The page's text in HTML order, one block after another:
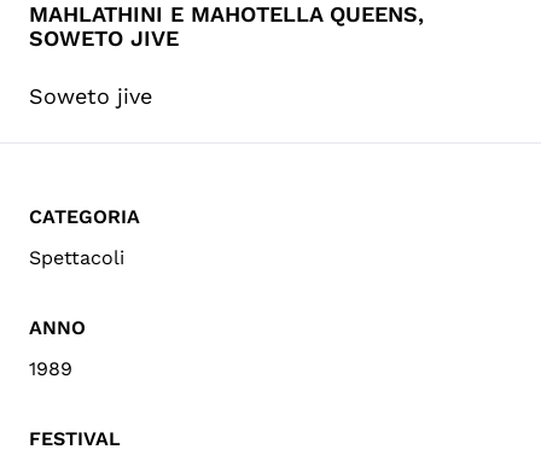
MAHLATHINI E MAHOTELLA QUEENS,
SOWETO JIVE
Soweto jive
CATEGORIA
Spettacoli
ANNO
1989
FESTIVAL